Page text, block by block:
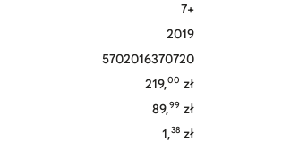
7+
2019
5702016370720
219,00 zł
89,99 zł
1,38 zł